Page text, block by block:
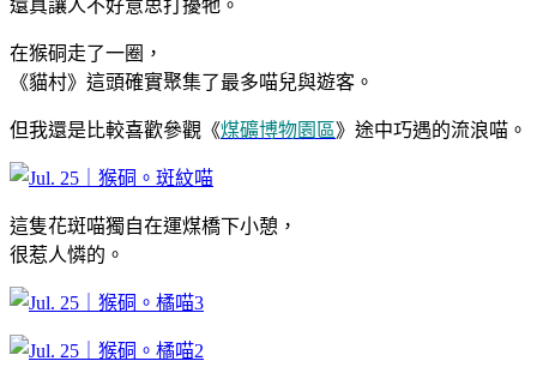
還真讓人不好意思打擾牠。
在猴硐走了一圈，
《貓村》這頭確實聚集了最多喵兒與遊客。
但我還是比較喜歡參觀《煤礦博物園區》途中巧遇的流浪喵。
這隻花斑喵獨自在運煤橋下小憩，
很惹人憐的。